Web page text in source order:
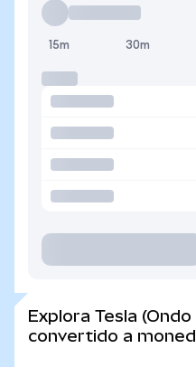
15m 30m
Explora Tesla
convertido a